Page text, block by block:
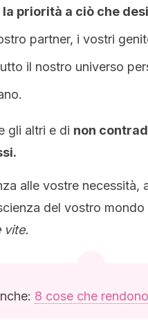
la priorità a ciò che
partner, i vostri
il nostro universo
gli altri e di non
alle vostre necessità,
del vostro mondo
vite.
8 cose che